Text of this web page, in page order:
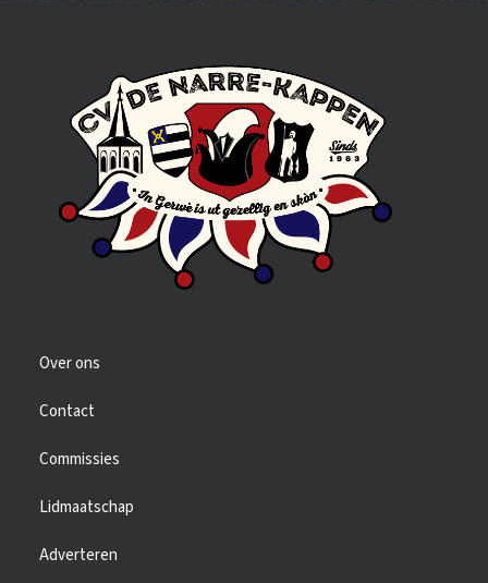
Over ons
Contact
Commissies
Lidmaatschap
Adverteren